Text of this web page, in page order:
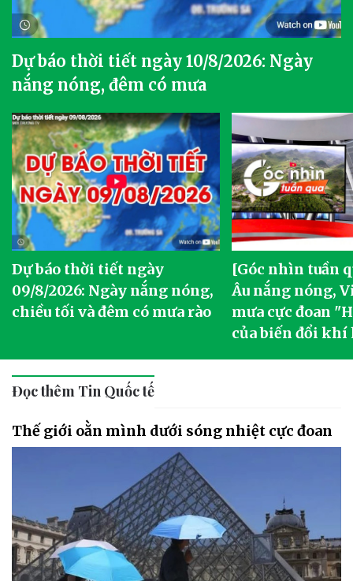
Dự báo thời tiết ngày 10/8/2026: Ngày
nắng nóng, đêm có mưa
Dự báo thời tiết ngày
09/8/2026: Ngày nắng nóng,
chiều tối và đêm có mưa rào
[Góc nhìn tuần
Âu nắng nóng,
mưa cực đoan
của biến đổi khí
Đọc thêm Tin Quốc tế
Thế giới oằn mình dưới sóng nhiệt cực đoan